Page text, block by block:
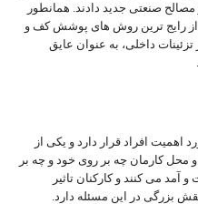
صنعتی جدید دادند. همانطور
رایج ترین روش های پوشش کف و
تزئینات داخلی، به عنوان عایق
اهمیت افراد قرار دارد و یکی از
کارمان چه بر روی خود و چه بر
می کنند و کارکنان تاثیر
بزرگی در این مسئله دارد.